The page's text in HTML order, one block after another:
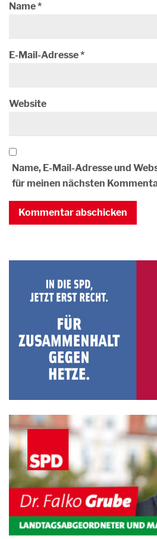
Name*
E-Mail-Adresse*
Website
Name, E-Mail-Adresse und
für meinen nächsten